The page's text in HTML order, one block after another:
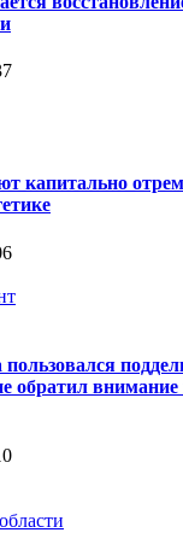
капитально
обратил внимание